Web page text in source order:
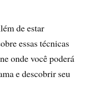
de estar
essas técnicas
onde você poderá
e descobrir seu